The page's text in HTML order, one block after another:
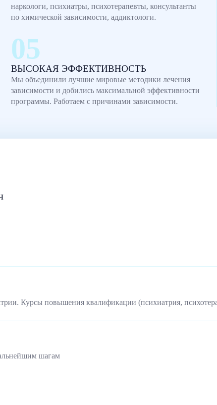
наркологи, психиатры, психотерапевты, консультанты
по химической зависимости, аддиктологи.
ВЫСОКАЯ ЭФФЕКТИВНОСТЬ
Мы объединили лучшие мировые методики лечения
зависимости и добились максимальной эффективности
программы. Работаем с причинами зависимости.
Курсы повышения квалификации (психиатрия,
шагам